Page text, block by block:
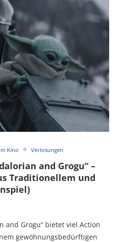
Kino Verlosungen
and Grogu“ –
Traditionellem und
and Grogu“ bietet viel Action
gewöhnungsbedürftigen